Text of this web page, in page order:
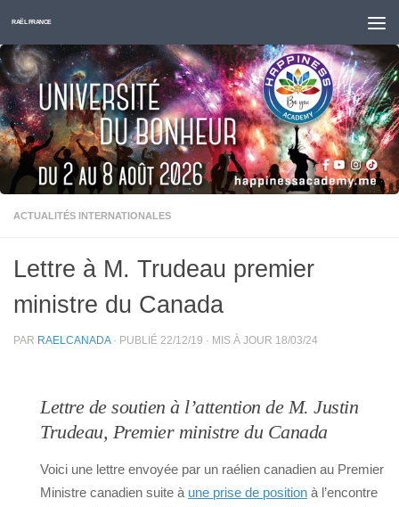
Skip to content
RAËL FRANCE
ACTUALITÉS INTERNATIONALES
Lettre à M. Trudeau premier
ministre du Canada
PAR RAELCANADA · PUBLIÉ 22/12/19 · MIS À JOUR 18/03/24
Lettre de soutien à l’attention de M. Justin
Trudeau, Premier ministre du Canada
Voici une lettre envoyée par un raélien canadien au Premier
Ministre canadien suite à une prise de position à l’encontre